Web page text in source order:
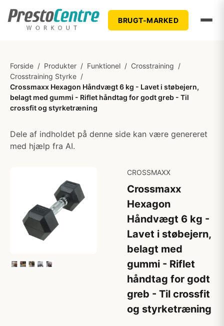
BRUGT-MARKED
Forside / Produkter / Funktionel / Crosstraining /
Crosstraining Styrke /
Crossmaxx Hexagon Håndvægt 6 kg - Lavet i støbejern,
belagt med gummi - Riflet håndtag for godt greb - Til
crossfit og styrketræning
Dele af indholdet på denne side kan være genereret
med hjælp fra AI.
CROSSMAXX
Crossmaxx
Hexagon
Håndvægt 6 kg -
Lavet i støbejern,
belagt med
gummi - Riflet
håndtag for godt
greb - Til crossfit
og styrketræning